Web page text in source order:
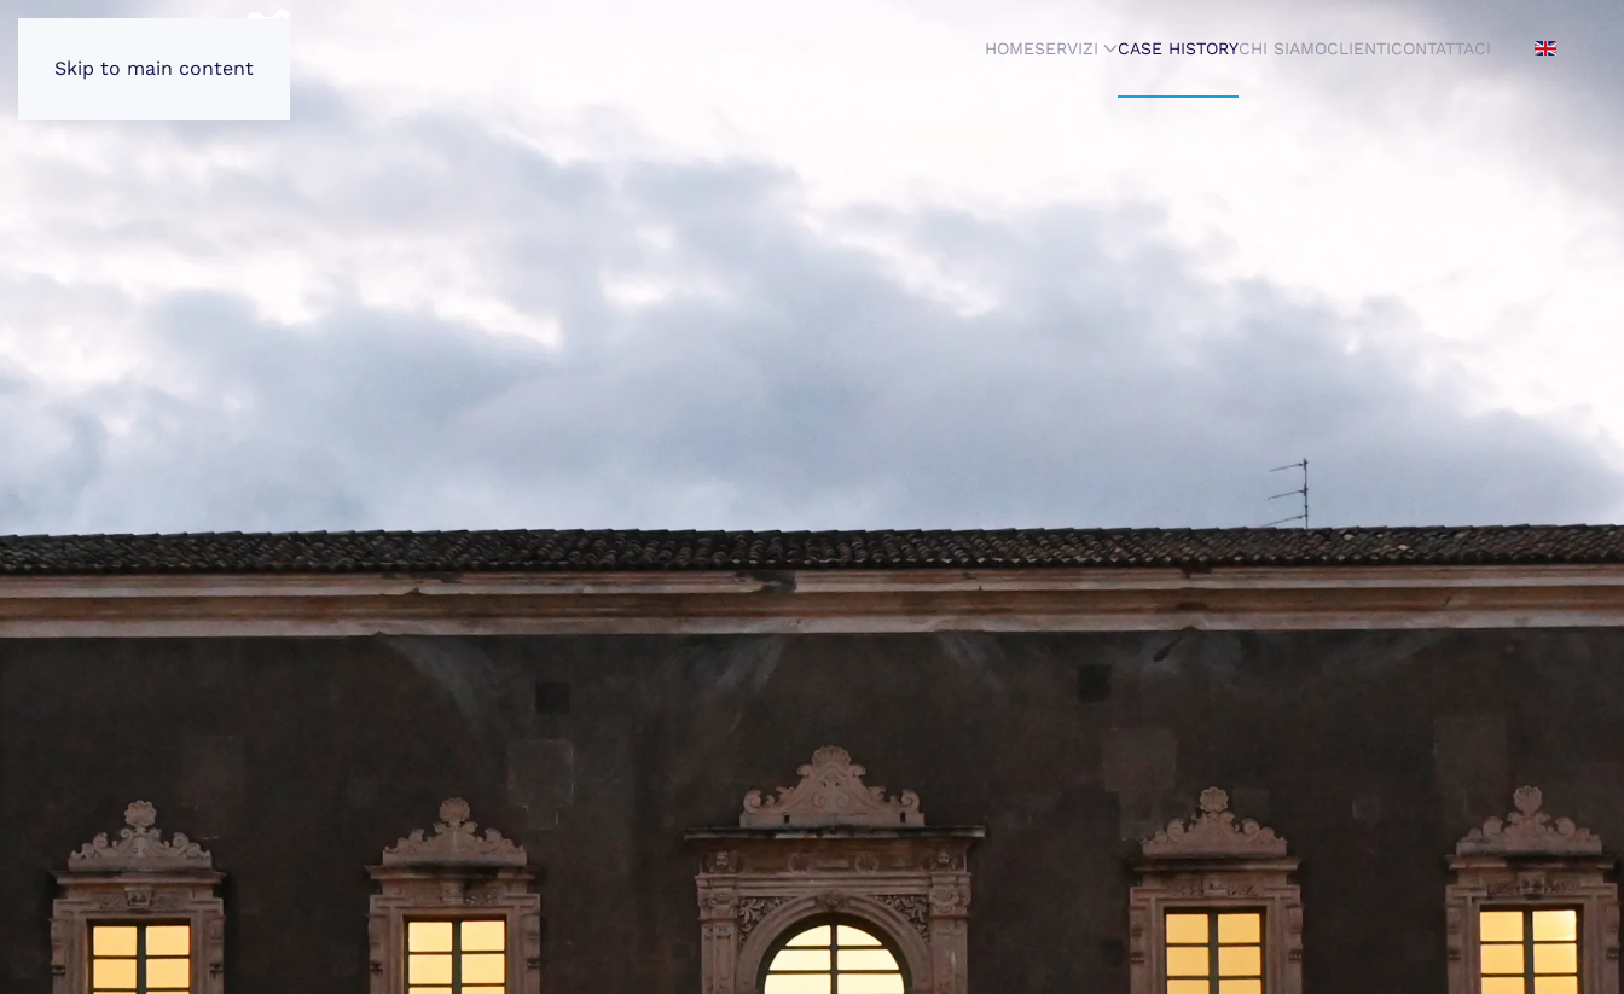
Skip to main content
HOMESERVIZI CASE HISTORYCHI SIAMOCLIENTICONTATTACI